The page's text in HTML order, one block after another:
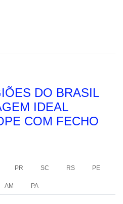
DO BRASIL
IDEAL
COM FECHO
PR SC RS PE
AM PA